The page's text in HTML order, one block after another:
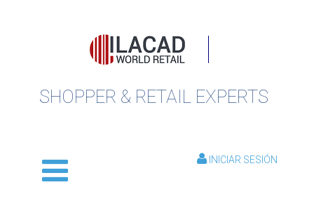
SHOPPER & RETAIL EXPERTS
INICIAR SESIÓN